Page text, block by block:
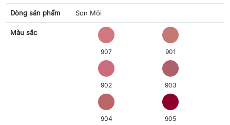
Dòng sản phẩm Son Môi
Màu sắc
907 901
902 903
904 905